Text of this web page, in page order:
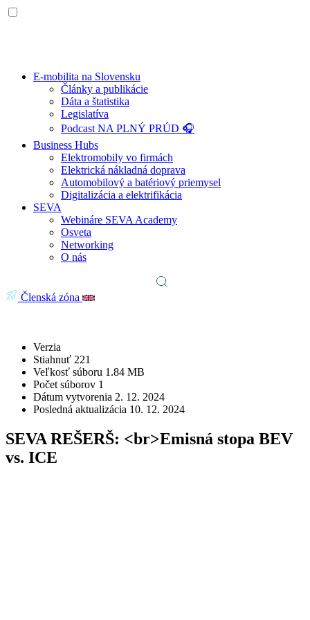
E-mobilita na Slovensku
Články a publikácie
Dáta a štatistika
Legislatíva
Podcast NA PLNÝ PRÚD 🎧
Business Hubs
Elektromobily vo firmách
Elektrická nákladná doprava
Automobilový a batériový priemysel
Digitalizácia a elektrifikácia
SEVA
Webináre SEVA Academy
Osveta
Networking
O nás
Členská zóna
Verzia
Stiahnuť 221
Veľkosť súboru 1.84 MB
Počet súborov 1
Dátum vytvorenia 2. 12. 2024
Posledná aktualizácia 10. 12. 2024
SEVA REŠERŠ: <br>Emisná stopa BEV
vs. ICE